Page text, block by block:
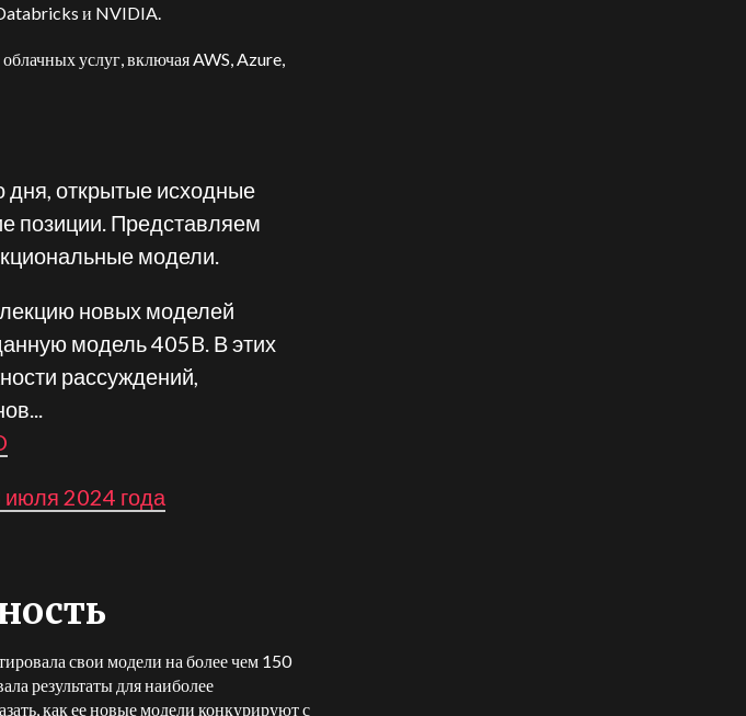
и NVIDIA.
услуг, включая AWS, Azure,
дня, открытые исходные
позиции. Представляем
модели.
новых моделей
модель 405B. В этих
рассуждений,
июля 2024 года
свои модели на более чем 150
результаты для наиболее
как ее новые модели конкурируют с